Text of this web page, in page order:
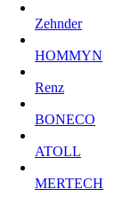
Zehnder
HOMMYN
Renz
BONECO
ATOLL
MERTECH